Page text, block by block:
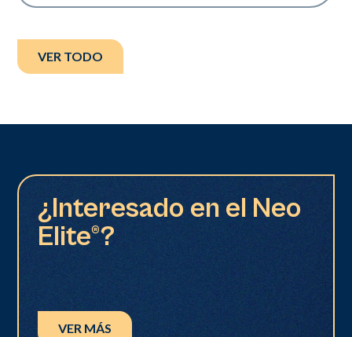
VER TODO
¿Interesado en el Neo
Elite®?
VER MÁS